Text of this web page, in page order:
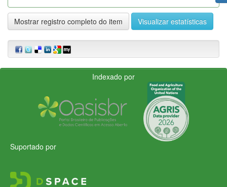
Mostrar registro completo do item Visualizar estatísticas
Indexado por
Suportado por